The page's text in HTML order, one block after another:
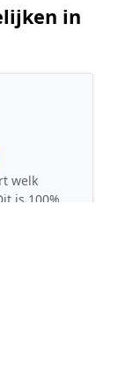
in
welk
is 100%